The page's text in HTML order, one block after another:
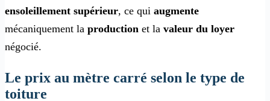
ensoleillement supérieur, ce qui augmente
mécaniquement la production et la valeur du loyer
négocié.
Le prix au mètre carré selon le type de
toiture